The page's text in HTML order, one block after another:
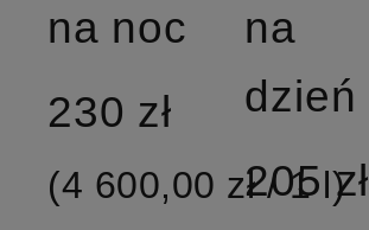
na noc
230 zł
(4 600,00 zł / 1 l)
na
dzień
205 zł